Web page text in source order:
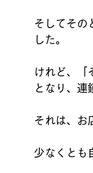
そしてその
した。
けれど、「
となり、連
それは、お
少なくとも